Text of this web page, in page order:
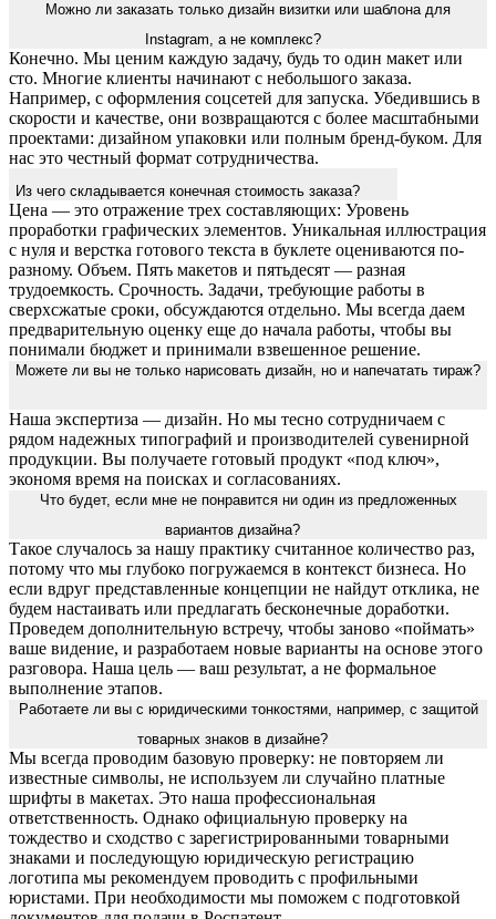
Можно ли заказать только дизайн визитки или шаблона для
Instagram, а не комплекс?
Конечно. Мы ценим каждую задачу, будь то один макет или
сто. Многие клиенты начинают с небольшого заказа.
Например, с оформления соцсетей для запуска. Убедившись в
скорости и качестве, они возвращаются с более масштабными
проектами: дизайном упаковки или полным бренд-буком. Для
нас это честный формат сотрудничества.
Из чего складывается конечная стоимость заказа?
Цена — это отражение трех составляющих: Уровень
проработки графических элементов. Уникальная иллюстрация
с нуля и верстка готового текста в буклете оцениваются по-
разному. Объем. Пять макетов и пятьдесят — разная
трудоемкость. Срочность. Задачи, требующие работы в
сверхсжатые сроки, обсуждаются отдельно. Мы всегда даем
предварительную оценку еще до начала работы, чтобы вы
понимали бюджет и принимали взвешенное решение.
Можете ли вы не только нарисовать дизайн, но и напечатать тираж?
Наша экспертиза — дизайн. Но мы тесно сотрудничаем с
рядом надежных типографий и производителей сувенирной
продукции. Вы получаете готовый продукт «под ключ»,
экономя время на поисках и согласованиях.
Что будет, если мне не понравится ни один из предложенных
вариантов дизайна?
Такое случалось за нашу практику считанное количество раз,
потому что мы глубоко погружаемся в контекст бизнеса. Но
если вдруг представленные концепции не найдут отклика, не
будем настаивать или предлагать бесконечные доработки.
Проведем дополнительную встречу, чтобы заново «поймать»
ваше видение, и разработаем новые варианты на основе этого
разговора. Наша цель — ваш результат, а не формальное
выполнение этапов.
Работаете ли вы с юридическими тонкостями, например, с защитой
товарных знаков в дизайне?
Мы всегда проводим базовую проверку: не повторяем ли
известные символы, не используем ли случайно платные
шрифты в макетах. Это наша профессиональная
ответственность. Однако официальную проверку на
тождество и сходство с зарегистрированными товарными
знаками и последующую юридическую регистрацию
логотипа мы рекомендуем проводить с профильными
юристами. При необходимости мы поможем с подготовкой